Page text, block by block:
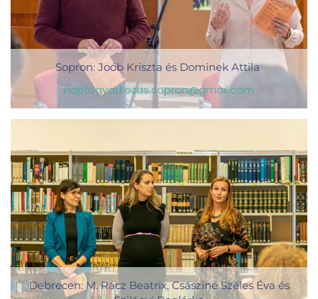
Sopron: Joób Kriszta és Dominek Attila
napfogyatkozas.sopron@gmail.com
Debrecen: M. Rácz Beatrix, Császiné Széles Éva és